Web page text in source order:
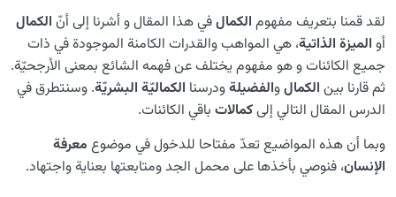
لقد قمنا بتعریف مفهوم الکمالفي هذا المقال و أشرنا إلى أنّ الکمال
أو المیزة الذاتیة، هي المواهب والقدرات الکامنة الموجودة في ذات
جمیع الکائنات و هو مفهوم یختلف عن فهمه الشائع بمعنی الأرجحیّة.
ثم قارنا بین الکمالوالفضیلةودرسنا الکمالیّة البشريّة. وسنتطرق في
الدرس المقال التالي إلیکمالات باقي الكائنات.
وبما أن هذه المواضيع تعدّ مفتاحا للدخول في موضوع معرفة
الإنسان، فنوصي بأخذها على محمل الجد ومتابعتها بعناية واجتهاد.